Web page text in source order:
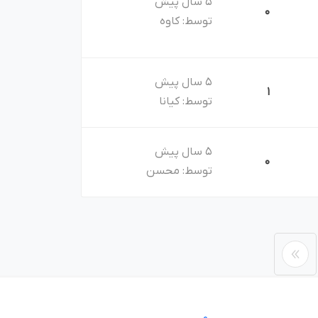
0
توسط: کاوه
1
5 سال پیش
توسط: کیانا
0
5 سال پیش
توسط: محسن